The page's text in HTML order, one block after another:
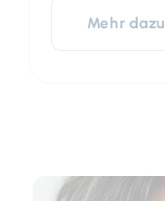
Mehr dazu